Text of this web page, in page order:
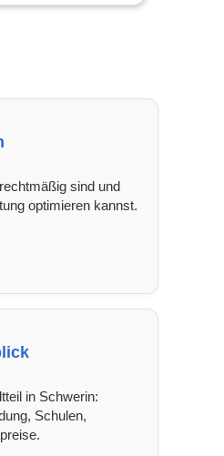
sind und
optimieren kannst.
in Schwerin:
Schulen,